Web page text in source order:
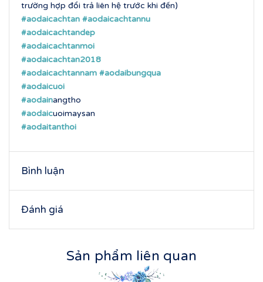
trường hợp đổi trả liên hệ trước khi đến)
#aodaicachtan #aodaicachtannu
#aodaicachtandep
#aodaicachtanmoi
#aodaicachtan2018
#aodaicachtannam #aodaibungqua
#aodaicuoi
#aodainangtho
#aodaicuoimaysan
#aodaitanthoi
Bình luận
Đánh giá
Sản phẩm liên quan